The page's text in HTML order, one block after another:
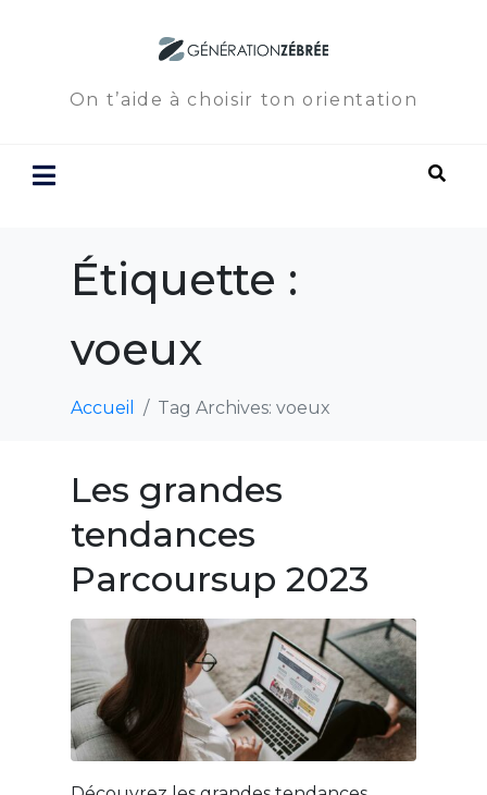
On t’aide à choisir ton orientation
Étiquette :
voeux
Accueil Tag Archives: voeux
Les grandes
tendances
Parcoursup 2023